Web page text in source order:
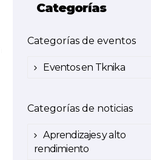
Categorías
Categorías de eventos
Eventos en Tknika
Categorías de noticias
Aprendizajes y alto
rendimiento